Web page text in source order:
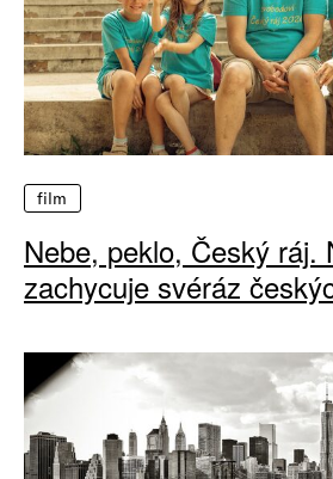
film
Nebe, peklo, Český ráj.
zachycuje svéráz